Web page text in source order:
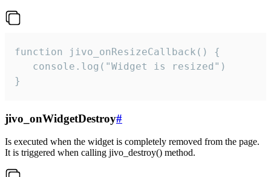
function jivo_onResizeCallback() {
   console.log("Widget is resized")
}
jivo_onWidgetDestroy#
Is executed when the widget is completely removed from the page.
It is triggered when calling jivo_destroy() method.